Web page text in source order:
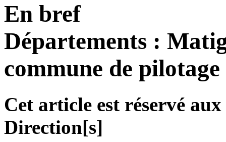
En bref
Départements :
commune de
Cet article est réservé
Direction[s]